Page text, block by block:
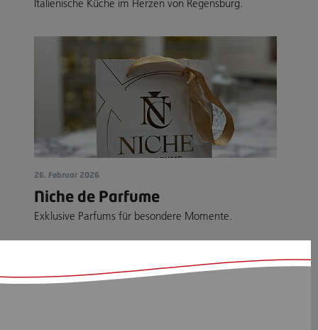
Italienische Küche im Herzen von Regensburg.
26. Februar 2026
Niche de Parfume
Exklusive Parfums für besondere Momente.